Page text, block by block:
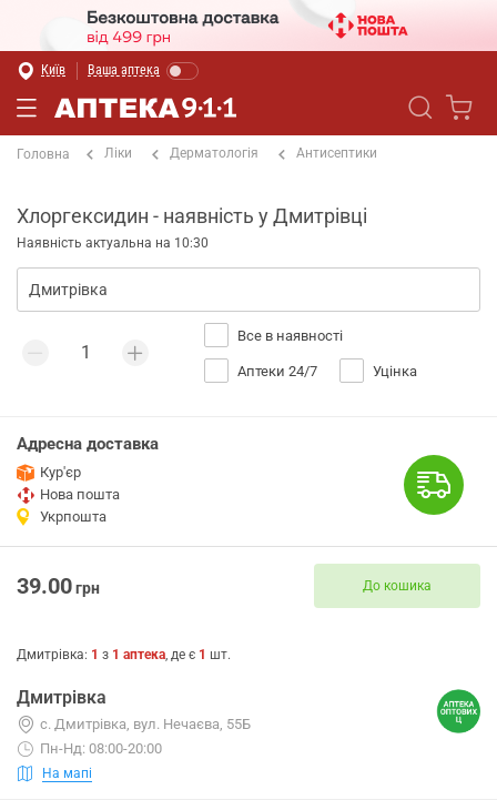
Київ Ваша аптека
Головна Ліки Дерматологія Антисептики
Хлоргексидин - наявність у Дмитрівці
Наявність актуальна на 10:30
Все в наявності
Аптеки 24/7 Уцінка
Адресна доставка
Кур'єр
Нова пошта
Укрпошта
39.00грн До кошика
Дмитрівка: 1 з 1 аптека, де є 1 шт.
Дмитрівка
с. Дмитрівка, вул. Нечаєва, 55Б
Пн-Нд: 08:00-20:00
На мапі